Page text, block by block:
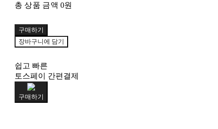
총 상품 금액 0원
구매하기
장바구니에 담기
쉽고 빠른
토스페이 간편결제
구매하기